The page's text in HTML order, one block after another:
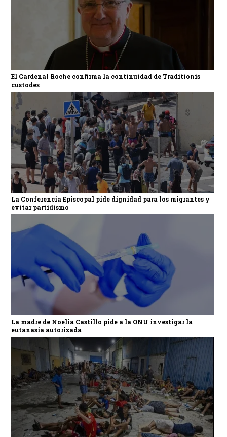
El Cardenal Roche confirma la continuidad de Traditionis
custodes
La Conferencia Episcopal pide dignidad para los migrantes y
evitar partidismo
La madre de Noelia Castillo pide a la ONU investigar la
eutanasia autorizada